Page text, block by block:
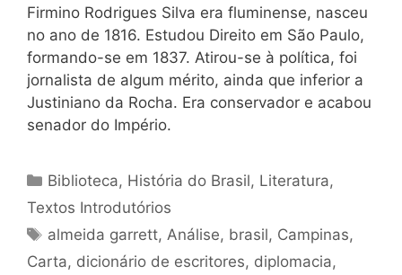
Firmino Rodrigues Silva era fluminense, nasceu
no ano de 1816. Estudou Direito em São Paulo,
formando-se em 1837. Atirou-se à política, foi
jornalista de algum mérito, ainda que inferior a
Justiniano da Rocha. Era conservador e acabou
senador do Império.
Categorias
Biblioteca, História do Brasil, Literatura,
Textos Introdutórios
Tags
almeida garrett, Análise, brasil, Campinas,
Carta, dicionário de escritores, diplomacia,